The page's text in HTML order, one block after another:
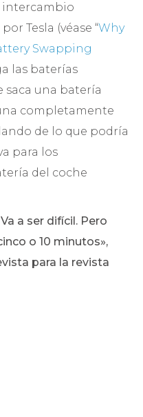
intercambio
Tesla (véase “Why
Swapping
las baterías
una batería
completamente
de lo que podría
para los
del coche
a ser difícil. Pero
o 10 minutos»,
para la revista